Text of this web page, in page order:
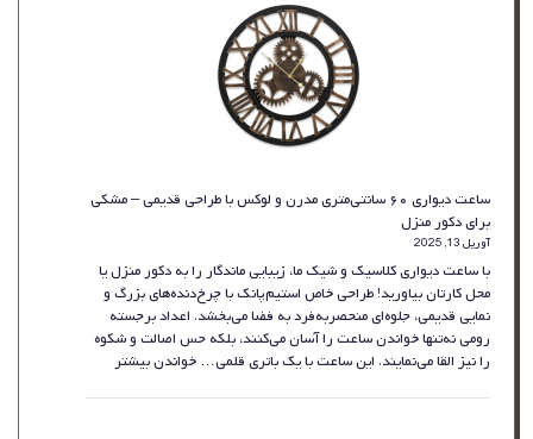
ساعت دیواری ۶۰ سانتی‌متری مدرن و لوکس با طراحی قدیمی – مشکی
برای دکور منزل
آوریل 13, 2025
با ساعت دیواری کلاسیک و شیک ما، زیبایی ماندگار را به دکور منزل یا
محل کارتان بیاورید! طراحی خاص استیم‌پانک با چرخ‌دنده‌های بزرگ و
نمایی قدیمی، جلوه‌ای منحصربه‌فرد به فضا می‌بخشد. اعداد برجسته
رومی نه‌تنها خواندن ساعت را آسان می‌کنند، بلکه حس اصالت و شکوه
را نیز القا می‌نمایند. این ساعت با یک باتری قلمی… خواندن بیشتر
دیواری